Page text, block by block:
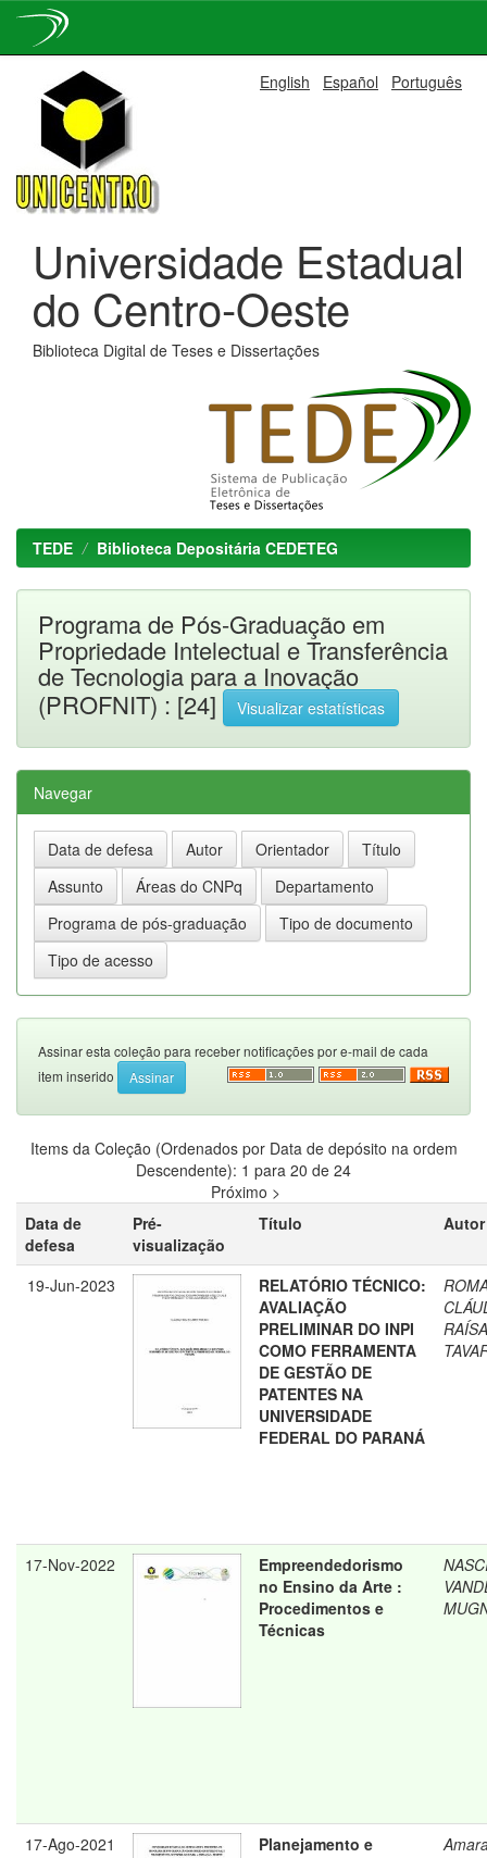
navigation
English Español Português
Universidade Estadual
do Centro-Oeste
Biblioteca Digital de Teses e Dissertações
TEDE Biblioteca Depositária CEDETEG
Programa de Pós-Graduação em
Propriedade Intelectual e Transferência
de Tecnologia para a Inovação
(PROFNIT) : [24]
Visualizar estatísticas
Navegar
Assinar esta coleção para receber notificações por e-mail de cada
item inserido
Items da Coleção (Ordenados por Data de depósito na ordem
Descendente): 1 para 20 de 24
Próximo >
Data de
defesa
Pré-
visualização
Título Autor
19-Jun-2023
RELATÓRIO TÉCNICO:
AVALIAÇÃO
PRELIMINAR DO INPI
COMO FERRAMENTA
DE GESTÃO DE
PATENTES NA
UNIVERSIDADE
FEDERAL DO PARANÁ
RAÍSA
17-Nov-2022
Empreendedorismo
no Ensino da Arte :
Procedimentos e
Técnicas
17-Ago-2021
Planejamento e